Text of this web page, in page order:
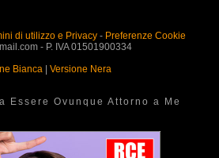
di utilizzo e Privacy- Preferenze Cookie
- P. IVA 01501900334
Bianca | Versione Nera
Essere Ovunque Attorno a Me